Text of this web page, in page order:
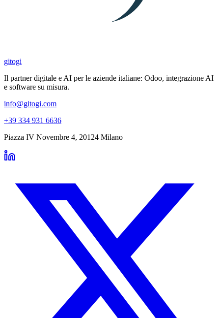
gitogi
Il partner digitale e AI per le aziende italiane: Odoo, integrazione AI
e software su misura.
info@gitogi.com
+39 334 931 6636
Piazza IV Novembre 4, 20124 Milano